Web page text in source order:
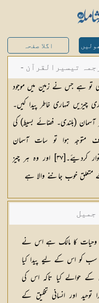
اگلا صفحہ
تیسیرالقرآن -
عبد الرحمن
تو ہے جس نے زمین میں موجود
چیزیں تمہاری خاطر پیدا کیں۔
آسمان (بلندی۔ فضائے بسیط) کی
متوجہ ہوا تو سات آسمان
استوار کردیئے۔[٣٧] اور وہ ہر چیز
متعلق خوب جاننے والا ہے
جمیل
وحیات کا مالک ہے اس نے
سب کو اس کے لیے پیدا کیا
کے حوالے کیا تاکہ اس کی
اور انسانی تخلیق کے